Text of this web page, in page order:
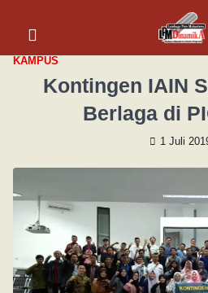
KAMPUS
Kontingen IAIN
Berlaga di
1 Juli